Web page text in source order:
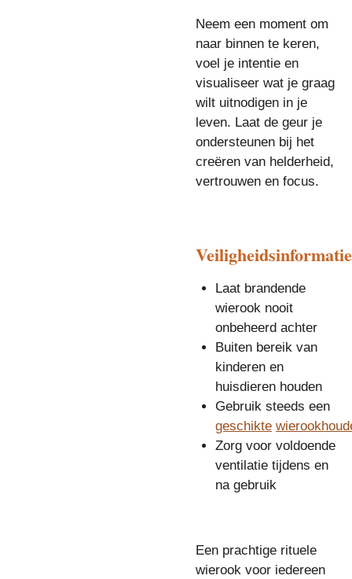
Neem een moment om
naar binnen te keren,
voel je intentie en
visualiseer wat je graag
wilt uitnodigen in je
leven. Laat de geur je
ondersteunen bij het
creëren van helderheid,
vertrouwen en focus.
Veiligheidsinformatie
Laat brandende
wierook nooit
onbeheerd achter
Buiten bereik van
kinderen en
huisdieren houden
Gebruik steeds een
geschikte
Zorg voor voldoende
ventilatie tijdens en
na gebruik
Een prachtige rituele
wierook voor iedereen